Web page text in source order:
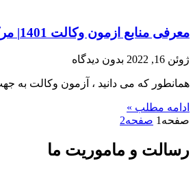
معرفی منابع ازمون وکالت 1401| مرکز حقوقی راهکار
ژوئن 16, 2022 بدون دیدگاه
همانطور که می دانید ، آزمون وکالت به
ادامه مطلب »
صفحه 1 صفحه2
رسالت و ماموریت ما